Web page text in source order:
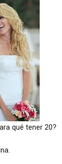
qué tener 20?